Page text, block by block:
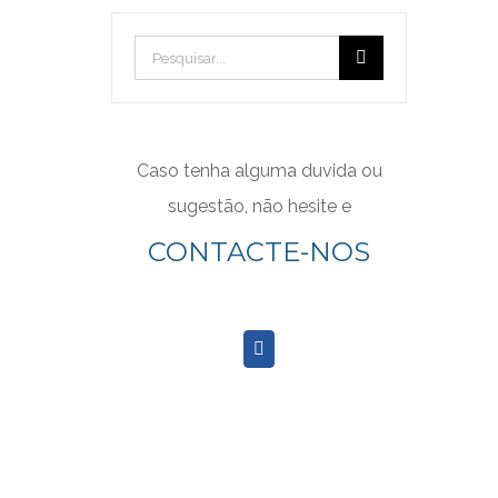
Pesquisar
Caso tenha alguma duvida ou
sugestão, não hesite e
CONTACTE-NOS